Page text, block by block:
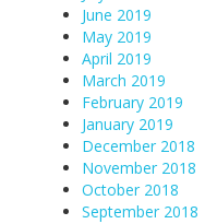
June 2019
May 2019
April 2019
March 2019
February 2019
January 2019
December 2018
November 2018
October 2018
September 2018